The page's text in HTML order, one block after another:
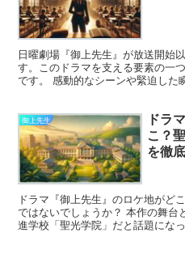
日曜劇場『御上先生』が放送開始
す。このドラマを支える要素の一
です。 感動的なシーンや緊迫した
御上先生
ドラ
こ？
を徹
ドラマ『御上先生』のロケ地がど
ではないでしょうか？ 本作の舞台
進学校「聖光学院」だと話題にな